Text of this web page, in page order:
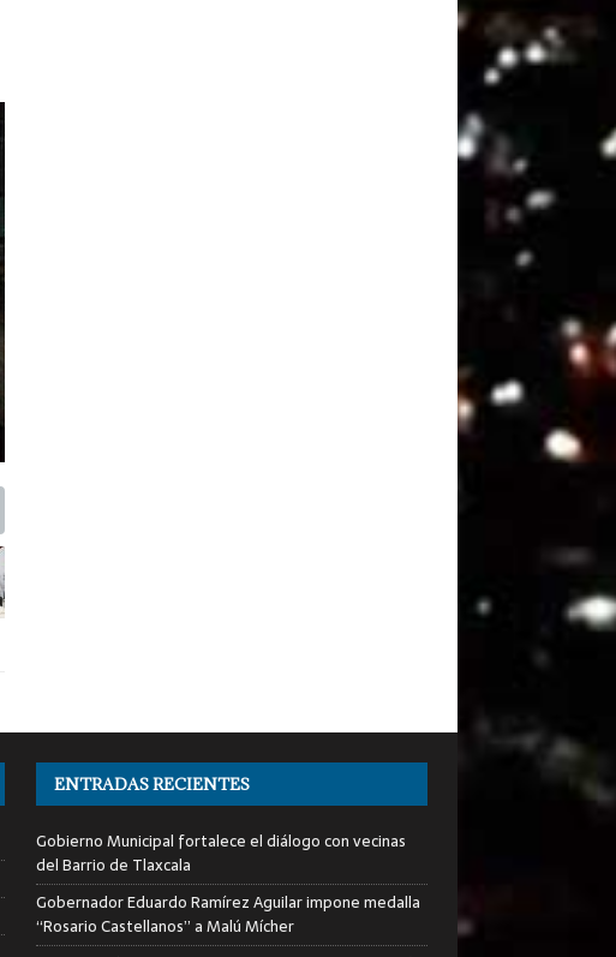
ENTRADAS RECIENTES
Gobierno Municipal fortalece el diálogo con vecinas
del Barrio de Tlaxcala
Gobernador Eduardo Ramírez Aguilar impone medalla
“Rosario Castellanos” a Malú Mícher